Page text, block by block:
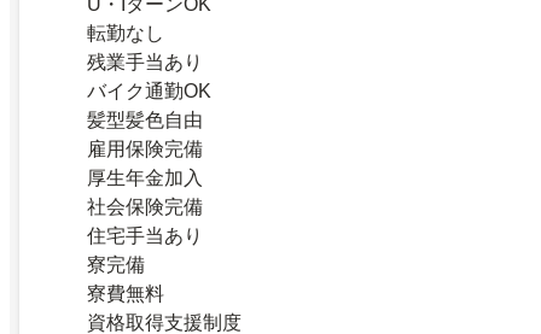
U・IターンOK
転勤なし
残業手当あり
バイク通勤OK
髪型髪色自由
雇用保険完備
厚生年金加入
社会保険完備
住宅手当あり
寮完備
寮費無料
資格取得支援制度